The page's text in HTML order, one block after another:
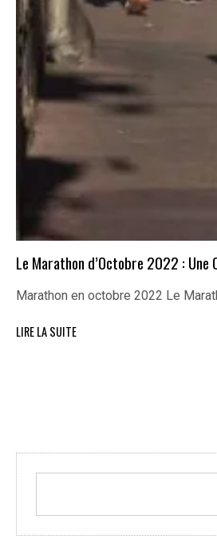
Le Marathon d’Octobre 2022 : Une
Marathon en octobre 2022 Le
LIRE LA SUITE